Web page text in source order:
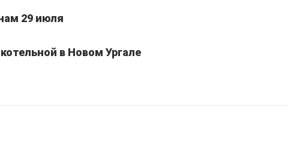
29 июля
в Новом Ургале